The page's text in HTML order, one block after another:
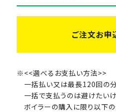
ご注文お申
<<選べるお支払い方法>>
一括払い又は最長120回の
一括で支払うのは避けたい
ボイラーの購入に限り以下